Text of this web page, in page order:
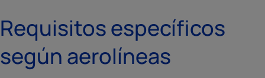
Requisitos específicos
según aerolíneas